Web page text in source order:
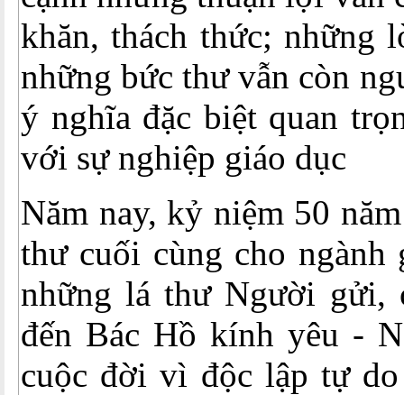
khăn, thách thức; những
những bức thư vẫn còn
ý nghĩa đặc biệt quan
với sự nghiệp giáo dục
Năm nay, kỷ niệm 50
thư cuối cùng cho ngành
những lá thư Người gửi,
đến Bác Hồ kính yêu -
cuộc đời vì độc lập tự